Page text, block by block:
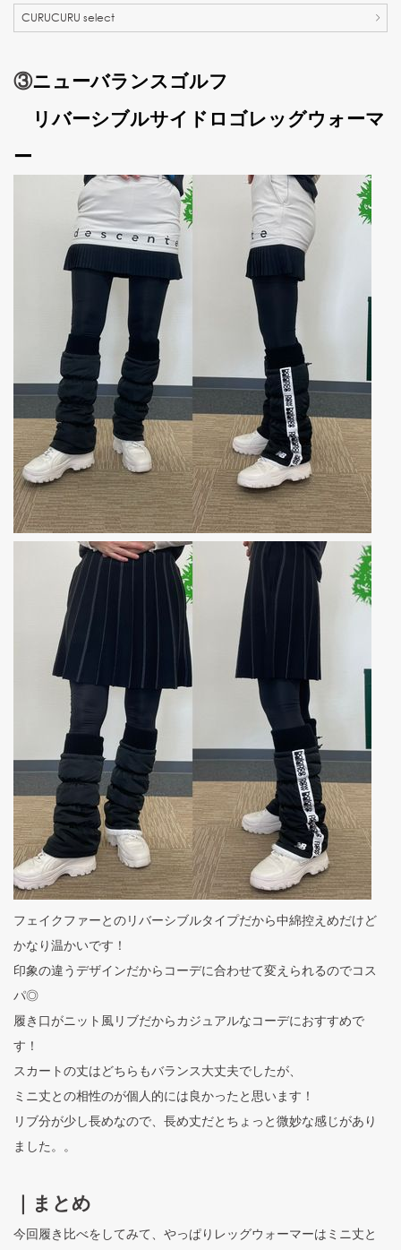
CURUCURU select
③ニューバランスゴルフ
リバーシブルサイドロゴレッグウォーマ
ー
フェイクファーとのリバーシブルタイプだから中綿控えめだけど
かなり温かいです！
印象の違うデザインだからコーデに合わせて変えられるのでコス
パ◎
履き口がニット風リブだからカジュアルなコーデにおすすめで
す！
スカートの丈はどちらもバランス大丈夫でしたが、
ミニ丈との相性のが個人的には良かったと思います！
リブ分が少し長めなので、長め丈だとちょっと微妙な感じがあり
ました。。
｜まとめ
今回履き比べをしてみて、やっぱりレッグウォーマーはミニ丈と